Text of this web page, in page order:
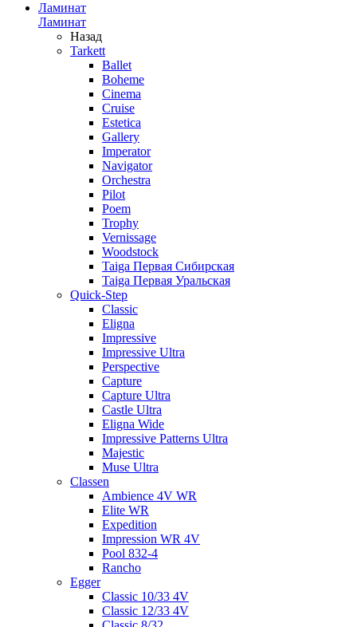
Ламинат
Ламинат
Назад
Tarkett
Ballet
Boheme
Cinema
Cruise
Estetica
Gallery
Imperator
Navigator
Orchestra
Pilot
Poem
Trophy
Vernissage
Woodstock
Taiga Первая Сибирская
Taiga Первая Уральская
Quick-Step
Classic
Eligna
Impressive
Impressive Ultra
Perspective
Capture
Capture Ultra
Castle Ultra
Eligna Wide
Impressive Patterns Ultra
Majestic
Muse Ultra
Classen
Ambience 4V WR
Elite WR
Expedition
Impression WR 4V
Pool 832-4
Rancho
Egger
Classic 10/33 4V
Classic 12/33 4V